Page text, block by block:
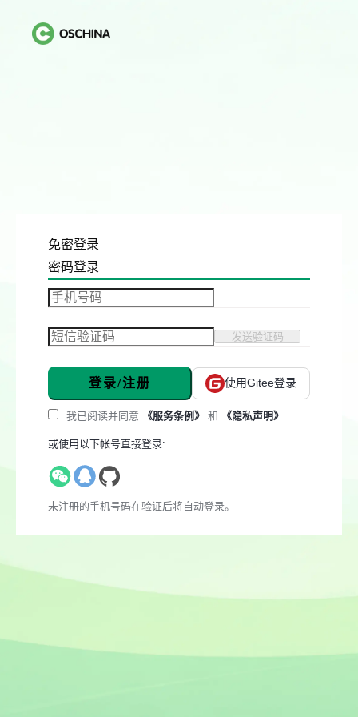
免密登录
密码登录
发送验证码
登录/注册 使用Gitee登录
我已阅读并同意 《服务条例》 和 《隐私声明》
或使用以下帐号直接登录:
未注册的手机号码在验证后将自动登录。